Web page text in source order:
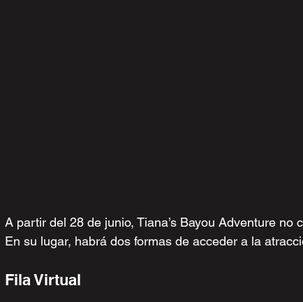
A partir del 28 de junio, Tiana’s Bayou Adventure
En su lugar, habrá dos formas de acceder a la
Fila Virtual